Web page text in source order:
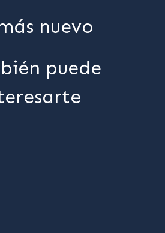
nuevo
puede